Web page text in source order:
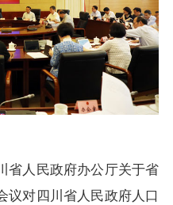
省人民政府办公厅关于省
议对四川省人民政府人口